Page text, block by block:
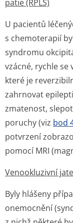
patie (RPLS)
U pacientů
s chemoterapií
syndromu
vzácné, rychle
které je
zahrnovat
zmatenost,
poruchy (viz bod
potvrzení
pomocí MRI
Venookluzivní
Byly hlášeny
onemocnění